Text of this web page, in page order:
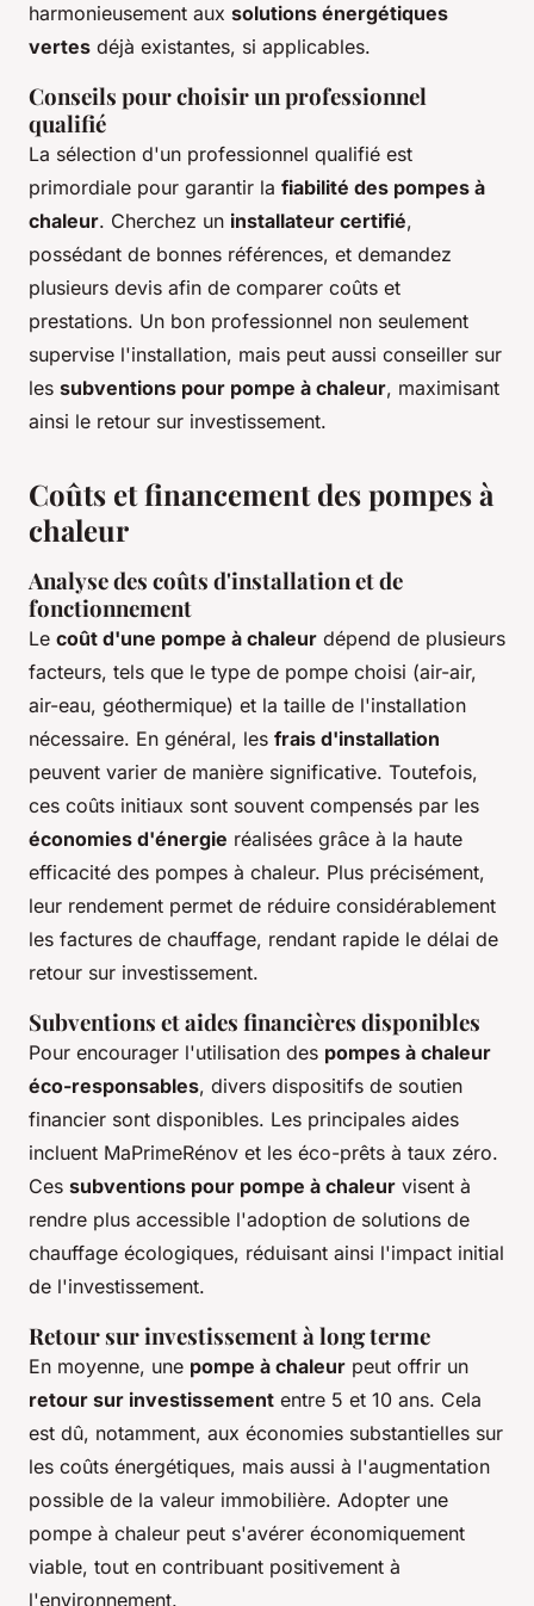
harmonieusement aux solutions énergétiques
vertes déjà existantes, si applicables.
Conseils pour choisir un professionnel
qualifié
La sélection d'un professionnel qualifié est
primordiale pour garantir la fiabilité des pompes à
chaleur. Cherchez un installateur certifié,
possédant de bonnes références, et demandez
plusieurs devis afin de comparer coûts et
prestations. Un bon professionnel non seulement
supervise l'installation, mais peut aussi conseiller sur
les subventions pour pompe à chaleur, maximisant
ainsi le retour sur investissement.
Coûts et financement des pompes à
chaleur
Analyse des coûts d'installation et de
fonctionnement
Le coût d'une pompe à chaleur dépend de plusieurs
facteurs, tels que le type de pompe choisi (air-air,
air-eau, géothermique) et la taille de l'installation
nécessaire. En général, les frais d'installation
peuvent varier de manière significative. Toutefois,
ces coûts initiaux sont souvent compensés par les
économies d'énergie réalisées grâce à la haute
efficacité des pompes à chaleur. Plus précisément,
leur rendement permet de réduire considérablement
les factures de chauffage, rendant rapide le délai de
retour sur investissement.
Subventions et aides financières disponibles
Pour encourager l'utilisation des pompes à chaleur
éco-responsables, divers dispositifs de soutien
financier sont disponibles. Les principales aides
incluent MaPrimeRénov et les éco-prêts à taux zéro.
Ces subventions pour pompe à chaleur visent à
rendre plus accessible l'adoption de solutions de
chauffage écologiques, réduisant ainsi l'impact initial
de l'investissement.
Retour sur investissement à long terme
En moyenne, une pompe à chaleur peut offrir un
retour sur investissement entre 5 et 10 ans. Cela
est dû, notamment, aux économies substantielles sur
les coûts énergétiques, mais aussi à l'augmentation
possible de la valeur immobilière. Adopter une
pompe à chaleur peut s'avérer économiquement
viable, tout en contribuant positivement à
l'environnement.